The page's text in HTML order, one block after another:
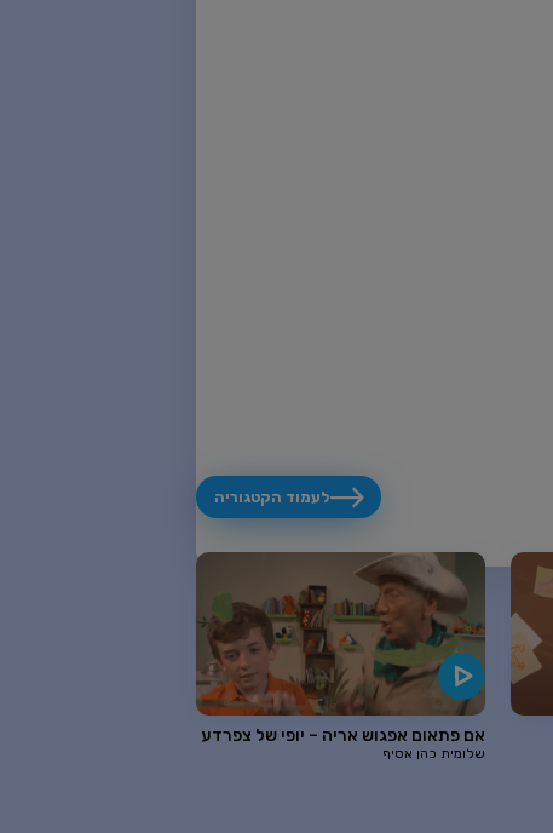
לעמוד הקטגוריה
אם פתאום אפגוש אריה – יופי של צפרדע
שלומית כהן אסיף